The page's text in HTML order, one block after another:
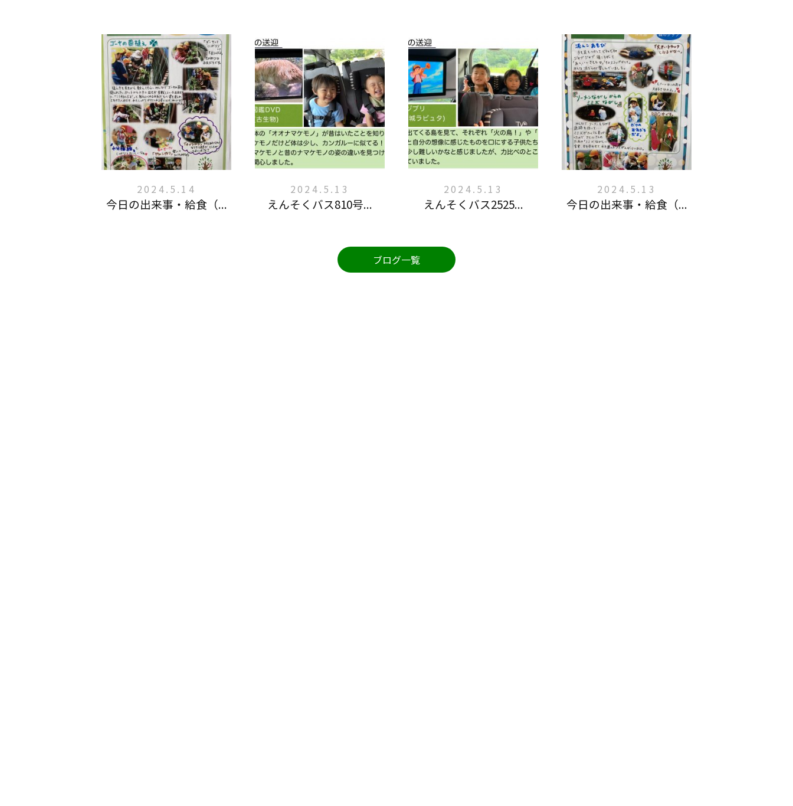
2024.5.14
今日の出来事・給食（...
2024.5.13
えんそくバス810号...
2024.5.13
えんそくバス2525...
2024.5.13
今日の出来事・給食（...
ブログ一覧